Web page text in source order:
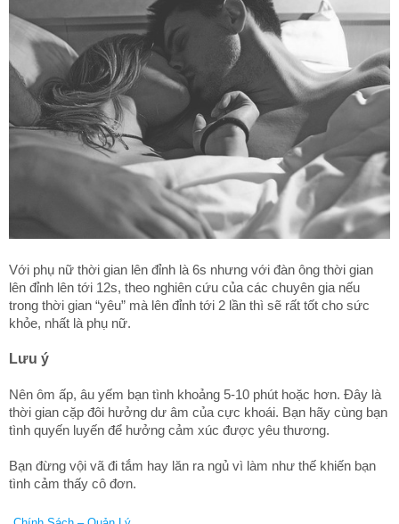
Với phụ nữ thời gian lên đỉnh là 6s nhưng với đàn ông thời gian
lên đỉnh lên tới 12s, theo nghiên cứu của các chuyên gia nếu
trong thời gian “yêu” mà lên đỉnh tới 2 lần thì sẽ rất tốt cho sức
khỏe, nhất là phụ nữ.
Lưu ý
Nên ôm ấp, âu yếm bạn tình khoảng 5-10 phút hoặc hơn. Đây là
thời gian cặp đôi hưởng dư âm của cực khoái. Bạn hãy cùng bạn
tình quyến luyến để hưởng cảm xúc được yêu thương.
Bạn đừng vội vã đi tắm hay lăn ra ngủ vì làm như thế khiến bạn
tình cảm thấy cô đơn.